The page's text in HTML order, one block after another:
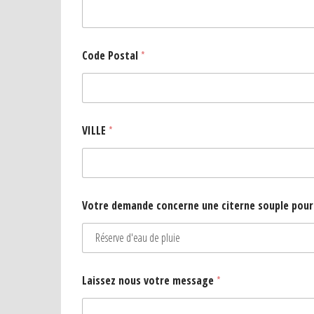
Code Postal *
VILLE *
Votre demande concerne une citerne souple
Laissez nous votre message *